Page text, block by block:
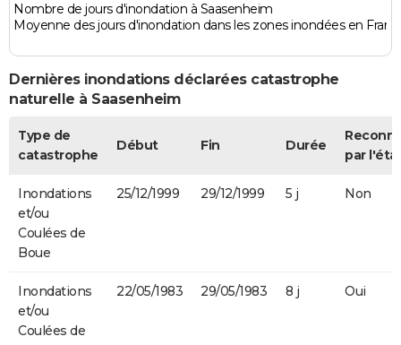
Nombre de jours d'inondation à Saasenheim
Moyenne des jours d'inondation dans les zones inondées en
Dernières inondations déclarées catastrophe
naturelle à Saasenheim
Type de
catastrophe
Début Fin Durée
par
Inondations
et/ou
Coulées de
Boue
25/12/1999 29/12/1999 5 j Non
Inondations
et/ou
Coulées de
22/05/1983 29/05/1983 8 j Oui